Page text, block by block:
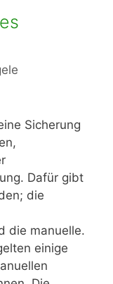
Sicherung
Dafür gibt
die
die manuelle.
einige